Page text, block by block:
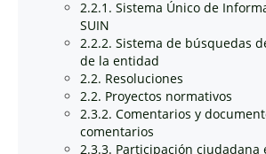
2.2.1. Sistema Único de
SUIN
2.2.2. Sistema de búsquedas
de la entidad
2.2. Resoluciones
2.2. Proyectos normativos
2.3.2. Comentarios y
comentarios
2.3.3. Participación ciudadana